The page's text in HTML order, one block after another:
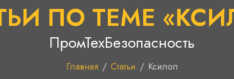
ПО ТЕМЕ
ПромТехБезопасность
Главная / Статьи / Ксилол